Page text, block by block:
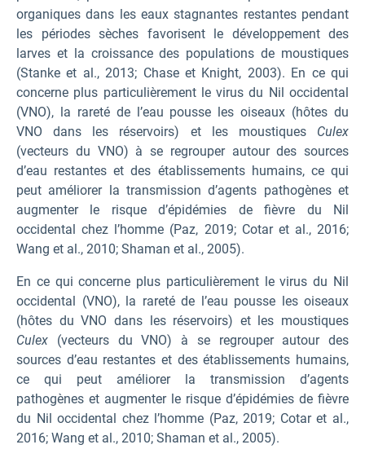
organiques dans les eaux stagnantes restantes pendant
les périodes sèches favorisent le développement des
larves et la croissance des populations de moustiques
(Stanke et al., 2013; Chase et Knight, 2003). En ce qui
concerne plus particulièrement le virus du Nil occidental
(VNO), la rareté de l’eau pousse les oiseaux (hôtes du
VNO dans les réservoirs) et les moustiques Culex
(vecteurs du VNO) à se regrouper autour des sources
d’eau restantes et des établissements humains, ce qui
peut améliorer la transmission d’agents pathogènes et
augmenter le risque d’épidémies de fièvre du Nil
occidental chez l’homme (Paz, 2019; Cotar et al., 2016;
Wang et al., 2010; Shaman et al., 2005).
En ce qui concerne plus particulièrement le virus du Nil
occidental (VNO), la rareté de l’eau pousse les oiseaux
(hôtes du VNO dans les réservoirs) et les moustiques
Culex (vecteurs du VNO) à se regrouper autour des
sources d’eau restantes et des établissements humains,
ce qui peut améliorer la transmission d’agents
pathogènes et augmenter le risque d’épidémies de fièvre
du Nil occidental chez l’homme (Paz, 2019; Cotar et al.,
2016; Wang et al., 2010; Shaman et al., 2005).